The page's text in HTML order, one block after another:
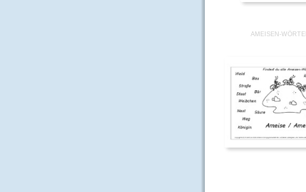
AMEISEN-